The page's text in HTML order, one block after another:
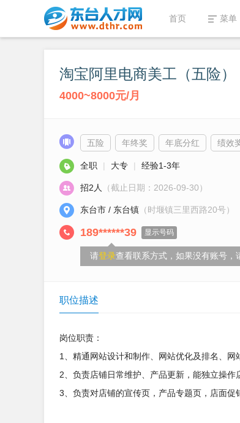
首页 菜单
淘宝阿里电商美工（五险）
4000~8000元/月
五险 年终奖 年底分红 绩效
全职 | 大专 | 经验1-3年
招2人 （截止日期：2026-09-30）
东台市 / 东台镇 （时堰镇三里西路20号）
189******39 显示号码
请登录查看联系方式，如果没有账号，
职位描述
岗位职责：
1、精通网站设计和制作、网站优化及排名、
2、负责店铺日常维护、产品更新，能独立操作
3、负责对店铺的宣传页，产品专题页，店面促